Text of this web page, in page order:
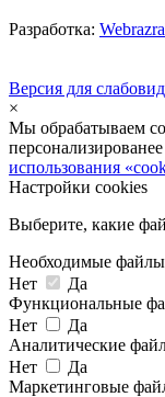
Разработка:
Версия для
×
Мы обрабатываем
использования
Настройки cookies
Выберите, какие
Необходимые
Нет
Да
Функциональные
Нет
Да
Аналитические
Нет
Да
Маркетинговые